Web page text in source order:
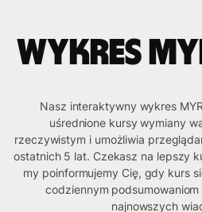
Wykres
Nasz interaktywny wykres
uśrednione kursy wymiany
rzeczywistym i umożliwia
ostatnich 5 lat. Czekasz na lepszy
my poinformujemy Cię, gdy kurs
codziennym
najnowszych